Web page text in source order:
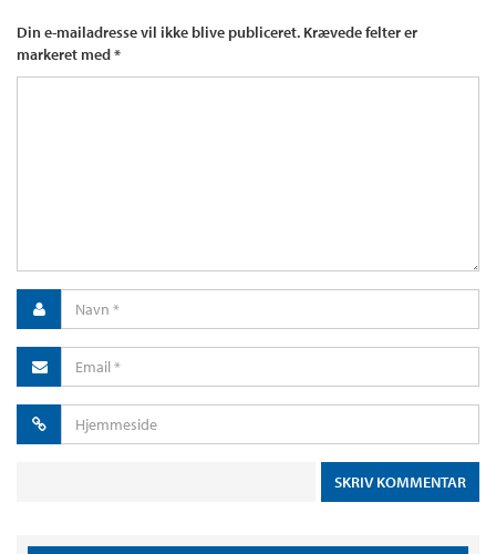
Din e-mailadresse vil ikke blive publiceret. Krævede felter er
markeret med*